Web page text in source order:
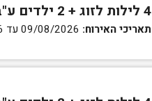
4 לילות לזוג + 2 ילדים ע"ב לינה וארוחת בוקר בחדר סופריור
תאריכי האירוח: